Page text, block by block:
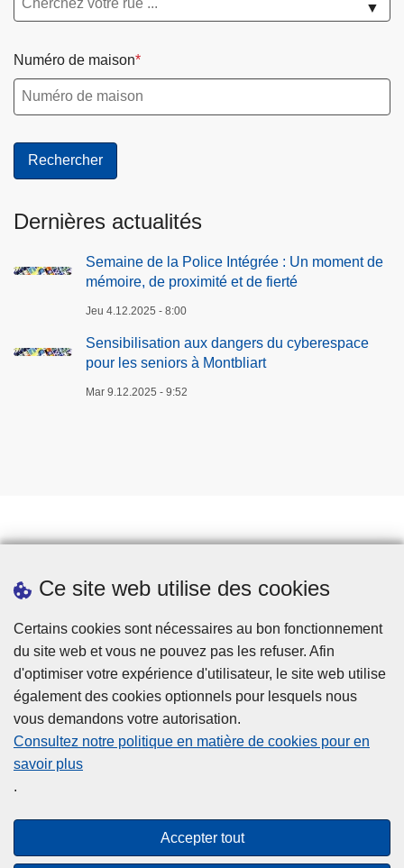
Ce site web utilise des cookies
Certains cookies sont nécessaires au bon fonctionnement
du site web et vous ne pouvez pas les refuser. Afin
d'optimiser votre expérience d'utilisateur, le site web utilise
également des cookies optionnels pour lesquels nous
vous demandons votre autorisation.
Consultez notre politique en matière de cookies pour en
savoir plus
.
Accepter tout
▼
Numéro de maison
Dernières actualités
Semaine de la Police Intégrée : Un moment de
mémoire, de proximité et de fierté
Jeu 4.12.2025 - 8:00
Sensibilisation aux dangers du cyberespace
pour les seniors à Montbliart
Mar 9.12.2025 - 9:52
Téléchargements
Presse
Cookies
Accessibilité